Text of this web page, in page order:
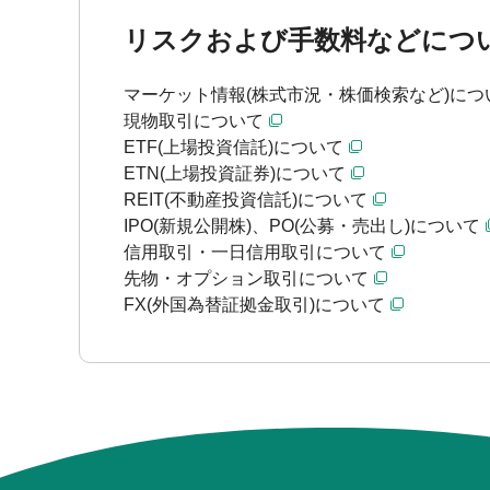
リスクおよび手数料などにつ
マーケット情報(株式市況・株価検索など)につ
現物取引について
ETF(上場投資信託)について
ETN(上場投資証券)について
REIT(不動産投資信託)について
IPO(新規公開株)、PO(公募・売出し)について
信用取引・一日信用取引について
先物・オプション取引について
FX(外国為替証拠金取引)について